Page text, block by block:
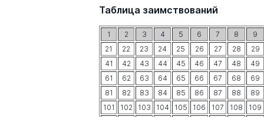
Таблица заимствований
1 2 3 4 5 6 7 8
9
21
22 23 24 25 26 27 28
29
41
42 43 44 45 46 47 48
49
61
62 63 64 65 66 67 68
69
81
82 83 84 85 86 87 88
89
101
102 103 104 105 106 107 108
109